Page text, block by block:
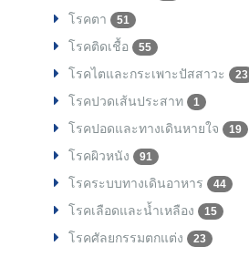
โรคตา 51
โรคติดเชื้อ 55
โรคไตและกระเพาะปัสสาวะ 23
โรคปวดเส้นประสาท 1
โรคปอดและทางเดินหายใจ 19
โรคผิวหนัง 91
โรคระบบทางเดินอาหาร 44
โรคเลือดและน้ำเหลือง 15
โรคศัลยกรรมตกแต่ง 23